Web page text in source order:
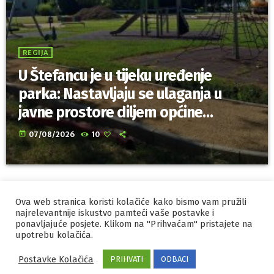
REGIJA
U Štefancu je u tijeku uređenje
parka: Nastavljaju se ulaganja u
javne prostore diljem općine
Trnovec Bartolovečki
today 07/08/2026 10
IZRADA I HOSTINGORBIS
MARKETING
PRAVILA PRIVATNOSTI
Ova web stranica koristi kolačiće kako bismo vam pružili
najrelevantnije iskustvo pamteći vaše postavke i
ponavljajuće posjete. Klikom na "Prihvaćam" pristajete na
upotrebu kolačića.
Postavke Kolačića PRIHVATI ODBACI